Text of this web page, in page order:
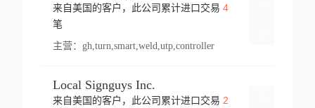
来自美国的客户，此公司累计进口交易 4
笔
主营： gh,turn,smart,weld,utp,controller
Local Signguys Inc.
来自美国的客户，此公司累计进口交易 2